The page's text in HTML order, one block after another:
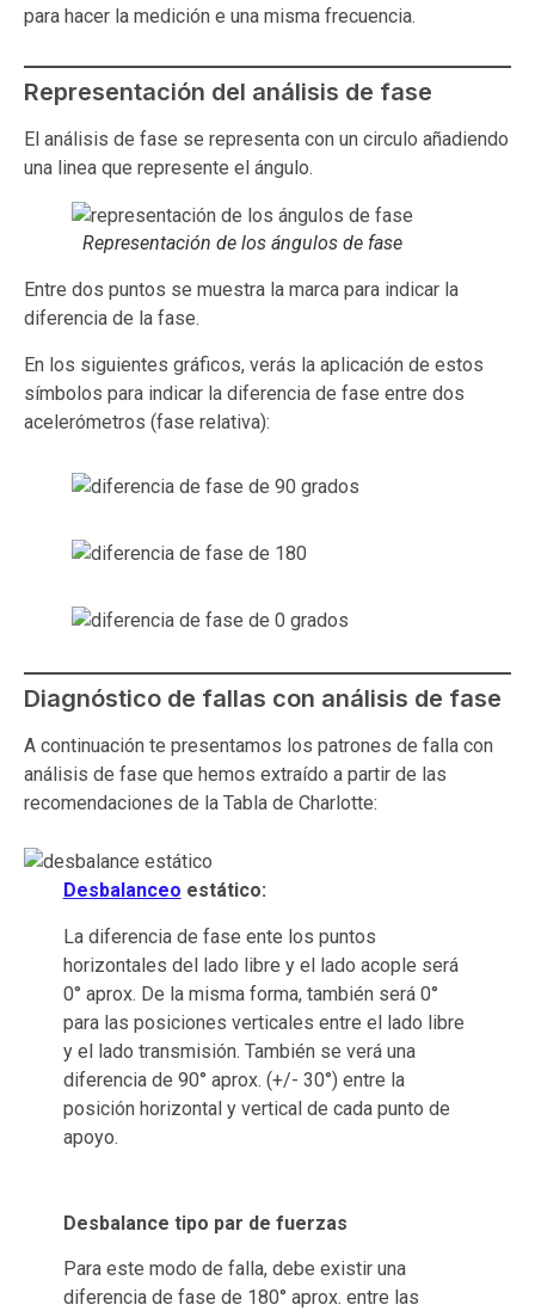
para hacer la medición e una misma frecuencia.
Representación del análisis de fase
El análisis de fase se representa con un circulo añadiendo
una linea que represente el ángulo.
Representación de los ángulos de fase
Entre dos puntos se muestra la marca para indicar la
diferencia de la fase.
En los siguientes gráficos, verás la aplicación de estos
símbolos para indicar la diferencia de fase entre dos
acelerómetros (fase relativa):
Diagnóstico de fallas con análisis de fase
A continuación te presentamos los patrones de falla con
análisis de fase que hemos extraído a partir de las
recomendaciones de la Tabla de Charlotte:
Desbalanceo estático:
La diferencia de fase ente los puntos
horizontales del lado libre y el lado acople será
0° aprox. De la misma forma, también será 0°
para las posiciones verticales entre el lado libre
y el lado transmisión. También se verá una
diferencia de 90° aprox. (+/- 30°) entre la
posición horizontal y vertical de cada punto de
apoyo.
Desbalance tipo par de fuerzas
Para este modo de falla, debe existir una
diferencia de fase de 180° aprox. entre las